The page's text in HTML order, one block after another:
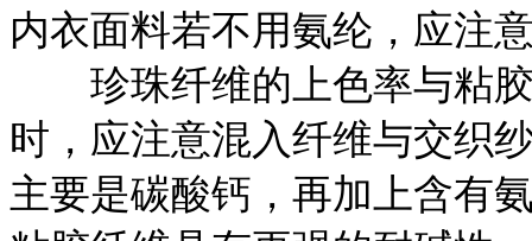
内衣面料若不用氨纶，应注
珍珠纤维的上色率与粘胶
时，应注意混入纤维与交织
主要是碳酸钙，再加上含有